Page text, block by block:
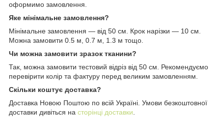
оформимо замовлення.
Яке мінімальне замовлення?
Мінімальне замовлення — від 50 см. Крок нарізки — 10 см.
Можна замовити 0.5 м, 0.7 м, 1.3 м тощо.
Чи можна замовити зразок тканини?
Так, можна замовити тестовий відріз від 50 см. Рекомендуємо
перевірити колір та фактуру перед великим замовленням.
Скільки коштує доставка?
Доставка Новою Поштою по всій Україні. Умови безкоштовної
доставки дивіться на сторінці доставки.